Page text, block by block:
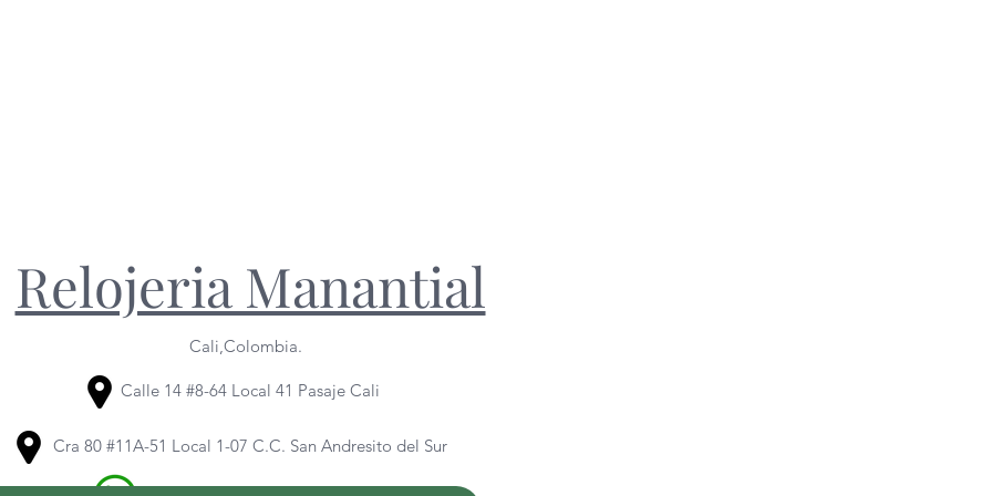
Relojeria Manantial
Cali,Colombia.
Calle 14 #8-64 Local 41 Pasaje Cali
Cra 80 #11A-51 Local 1-07 C.C. San Andresito del Sur